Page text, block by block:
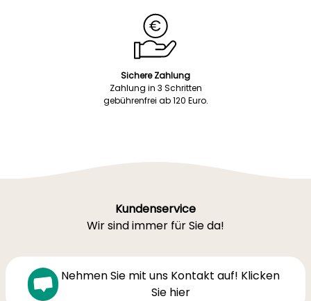
Sichere Zahlung
Zahlung in 3 Schritten
gebührenfrei ab 120 Euro.
Kundenservice
Wir sind immer für Sie da!
Nehmen Sie mit uns Kontakt auf! Klicken
Sie hier